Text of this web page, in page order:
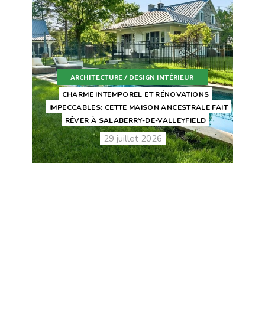
ARCHITECTURE / DESIGN INTÉRIEUR
CHARME INTEMPOREL ET RÉNOVATIONS
IMPECCABLES: CETTE MAISON ANCESTRALE FAIT
RÊVER À SALABERRY-DE-VALLEYFIELD
29 juillet 2026